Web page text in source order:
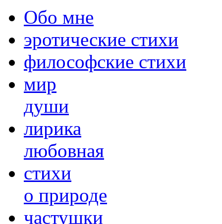
Обо мне
эротические стихи
философские стихи
мир
души
лирика
любовная
cтихи
о природе
частушки